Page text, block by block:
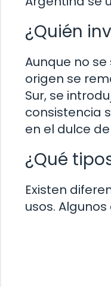
¿Quién
Aunque no
origen se
Sur, se
consistencia
en el dulce
¿Qué
Existen
usos.